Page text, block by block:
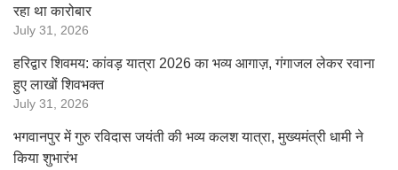
रहा था कारोबार
July 31, 2026
हरिद्वार शिवमय: कांवड़ यात्रा 2026 का भव्य आगाज़, गंगाजल लेकर रवाना
हुए लाखों शिवभक्त
July 31, 2026
भगवानपुर में गुरु रविदास जयंती की भव्य कलश यात्रा, मुख्यमंत्री धामी ने
किया शुभारंभ